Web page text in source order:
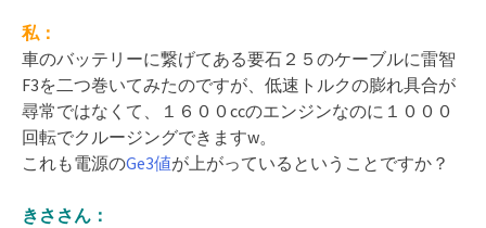
私：
車のバッテリーに繋げてある要石２５のケーブルに雷智
F3を二つ巻いてみたのですが、低速トルクの膨れ具合が
尋常ではなくて、１６００ccのエンジンなのに１０００
回転でクルージングできますw。
これも電源のGe3値が上がっているということですか？
きささん：